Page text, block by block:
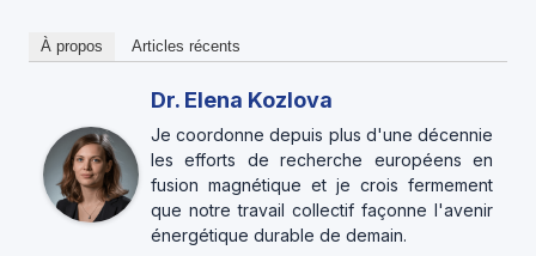
À propos Articles récents
Dr. Elena Kozlova
Je coordonne depuis plus d'une décennie
les efforts de recherche européens en
fusion magnétique et je crois fermement
que notre travail collectif façonne l'avenir
énergétique durable de demain.